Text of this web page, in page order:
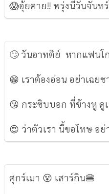
😱อุ้ยตาย!! พรุ่งนี้วันจันทร์
🙄 วันอาทติย์ หากแฟนโ
😁 เราต้องอ่อน อย่าเฉยช
😘 กระซิบบอก ที่ข้างหู ดู
😍 ว่าตัวเรา นี้ขอโทษ อย่
ศุกร์เมา 😵 เสาร์กิน🍔